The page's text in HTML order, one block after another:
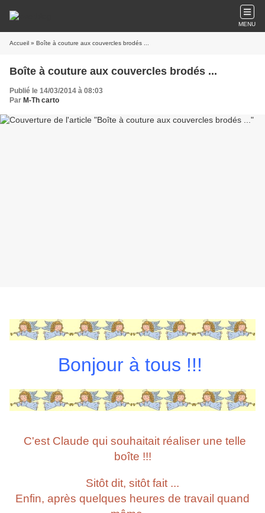
MENU
Accueil » Boîte à couture aux couvercles brodés ...
Boîte à couture aux couvercles brodés ...
Publié le 14/03/2014 à 08:03
Par M-Th carto
Bonjour à tous !!!
C'est Claude qui souhaitait réaliser une telle
boîte !!!
Sitôt dit, sitôt fait ...
Enfin, après quelques heures de travail quand